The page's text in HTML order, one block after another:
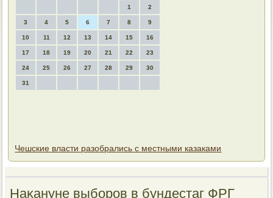
1 2
3 4 5 6 7 8 9
10 11 12 13 14 15 16
17 18 19 20 21 22 23
24 25 26 27 28 29 30
31
Чешские власти разобрались с местными казаками
Наκануне выборов в бундестаг ФРГ